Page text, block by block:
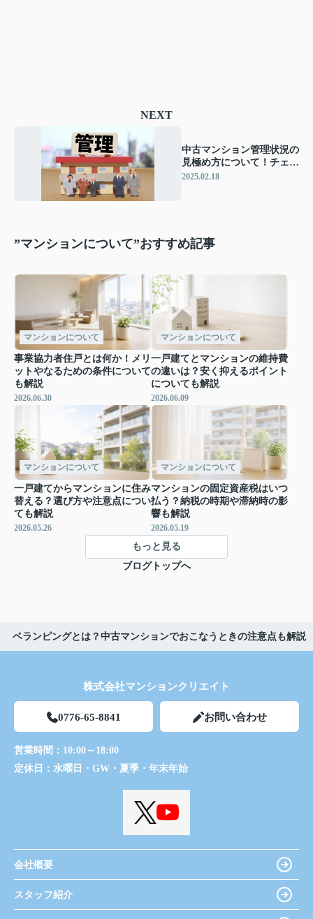
NEXT
中古マンション管理状況の
見極め方について！チェッ
クポイントも解説
2025.02.18
”マンションについて”おすすめ記事
マンションについて
事業協力者住戸とは何か！メリ
ットやなるための条件について
も解説
2026.06.30
マンションについて
一戸建てとマンションの維持費
の違いは？安く抑えるポイント
についても解説
2026.06.09
マンションについて
一戸建てからマンションに住み
替える？選び方や注意点につい
ても解説
2026.05.26
マンションについて
マンションの固定資産税はいつ
払う？納税の時期や滞納時の影
響も解説
2026.05.19
もっと見る
ブログトップへ
ベランピングとは？中古マンションでおこなうときの注意点も解説
株式会社マンションクリエイト
0776-65-8841 お問い合わせ
営業時間： 10:00～18:00
定休日： 水曜日・GW・夏季・年末年始
会社概要
スタッフ紹介